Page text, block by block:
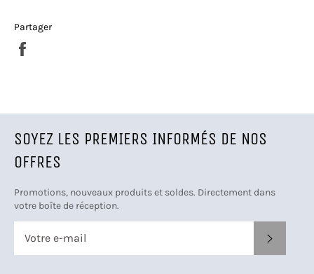
Partager
SOYEZ LES PREMIERS INFORMÉS DE NOS
OFFRES
Promotions, nouveaux produits et soldes. Directement dans
votre boîte de réception.